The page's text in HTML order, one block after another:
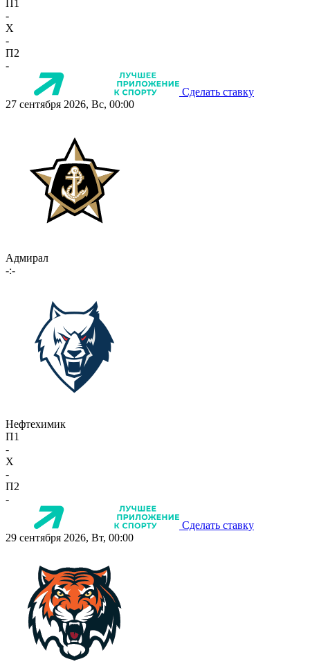
П1
-
X
-
П2
-
Сделать ставку
27 сентября 2026, Вс, 00:00
Адмирал
-:-
Нефтехимик
П1
-
X
-
П2
-
Сделать ставку
29 сентября 2026, Вт, 00:00